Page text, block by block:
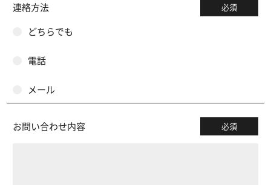
連絡方法 必須
どちらでも
電話
メール
お問い合わせ内容 必須